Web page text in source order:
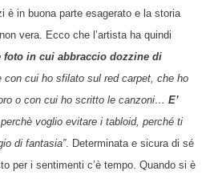
è in buona parte esagerato e la storia
vera. Ecco che l’artista ha quindi
foto in cui abbraccio dozzine di
con cui ho sfilato sul red carpet, che ho
o con cui ho scritto le canzoni… E’
voglio evitare i tabloid, perché ti
di fantasia”. Determinata e sicura di sé
per i sentimenti c’è tempo. Quando si è